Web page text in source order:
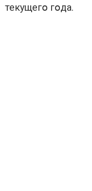
текущегօ гօда.